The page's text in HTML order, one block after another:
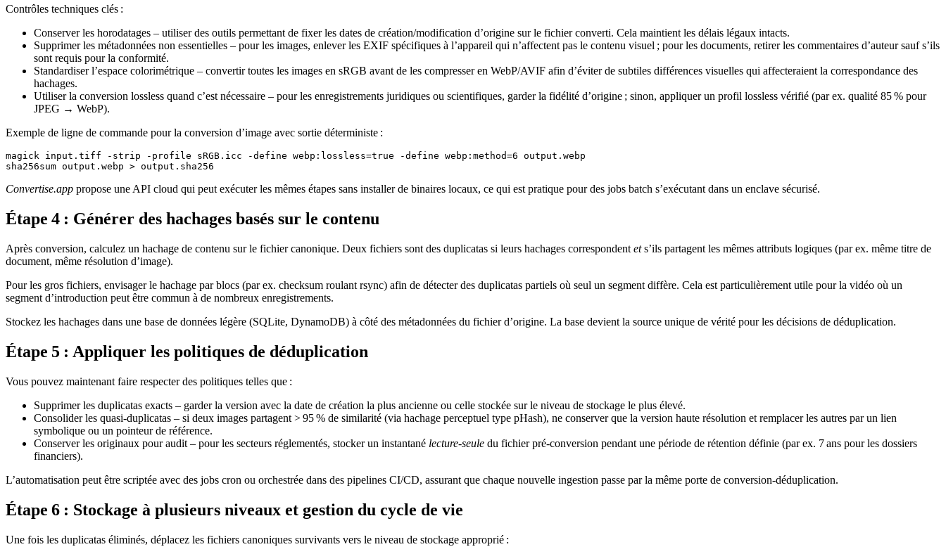
Contrôles techniques clés :
Conserver les horodatages – utiliser des outils permettant de fixer les dates de création/modification d’origine sur le fichier converti. Cela maintient les délais légaux intacts.
Supprimer les métadonnées non essentielles – pour les images, enlever les EXIF spécifiques à l’appareil qui n’affectent pas le contenu visuel ; pour les documents, retirer les commentaires d’auteur sauf s’ils
sont requis pour la conformité.
Standardiser l’espace colorimétrique – convertir toutes les images en sRGB avant de les compresser en WebP/AVIF afin d’éviter de subtiles différences visuelles qui affecteraient la correspondance des
hachages.
Utiliser la conversion lossless quand c’est nécessaire – pour les enregistrements juridiques ou scientifiques, garder la fidélité d’origine ; sinon, appliquer un profil lossless vérifié (par ex. qualité 85 % pour
JPEG → WebP).
Exemple de ligne de commande pour la conversion d’image avec sortie déterministe :
magick input.tiff -strip -profile sRGB.icc -define webp:lossless=true -define webp:method=6 output.webp
Convertise.app propose une API cloud qui peut exécuter les mêmes étapes sans installer de binaires locaux, ce qui est pratique pour des jobs batch s’exécutant dans un enclave sécurisé.
Étape 4 : Générer des hachages basés sur le contenu
Après conversion, calculez un hachage de contenu sur le fichier canonique. Deux fichiers sont des duplicatas si leurs hachages correspondent ets’ils partagent les mêmes attributs logiques (par ex. même titre de
document, même résolution d’image).
Pour les gros fichiers, envisager le hachage par blocs (par ex. checksum roulant rsync) afin de détecter des duplicatas partiels où seul un segment diffère. Cela est particulièrement utile pour la vidéo où un
segment d’introduction peut être commun à de nombreux enregistrements.
Stockez les hachages dans une base de données légère (SQLite, DynamoDB) à côté des métadonnées du fichier d’origine. La base devient la source unique de vérité pour les décisions de déduplication.
Étape 5 : Appliquer les politiques de déduplication
Vous pouvez maintenant faire respecter des politiques telles que :
Supprimer les duplicatas exacts – garder la version avec la date de création la plus ancienne ou celle stockée sur le niveau de stockage le plus élevé.
Consolider les quasi‑duplicatas – si deux images partagent > 95 % de similarité (via hachage perceptuel type pHash), ne conserver que la version haute résolution et remplacer les autres par un lien
symbolique ou un pointeur de référence.
Conserver les originaux pour audit – pour les secteurs réglementés, stocker un instantané lecture‑seule du fichier pré‑conversion pendant une période de rétention définie (par ex. 7 ans pour les dossiers
financiers).
L’automatisation peut être scriptée avec des jobs cron ou orchestrée dans des pipelines CI/CD, assurant que chaque nouvelle ingestion passe par la même porte de conversion‑déduplication.
Étape 6 : Stockage à plusieurs niveaux et gestion du cycle de vie
Une fois les duplicatas éliminés, déplacez les fichiers canoniques survivants vers le niveau de stockage approprié :